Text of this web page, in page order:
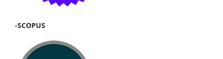
-SCOPUS